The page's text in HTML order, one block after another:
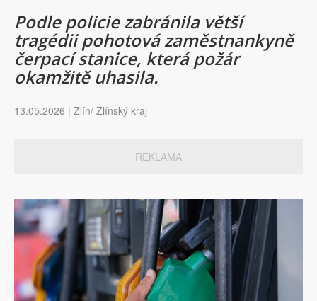
Podle policie zabránila větší
tragédii pohotová zaměstnankyně
čerpací stanice, která požár
okamžitě uhasila.
13.05.2026 | Zlín/ Zlínský kraj
REKLAMA